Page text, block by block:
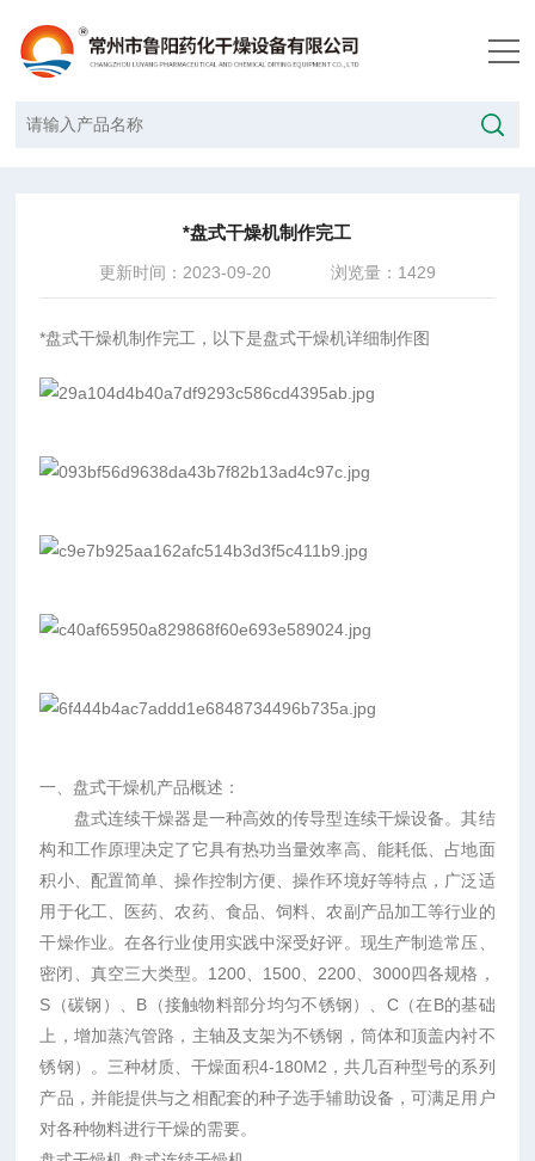
*盘式干燥机制作完工
更新时间：2023-09-20 浏览量：1429
*盘式干燥机制作完工，以下是盘式干燥机详细制作图
一、盘式干燥机产品概述：
盘式连续干燥器是一种高效的传导型连续干燥设备。其结
构和工作原理决定了它具有热功当量效率高、能耗低、占地面
积小、配置简单、操作控制方便、操作环境好等特点，广泛适
用于化工、医药、农药、食品、饲料、农副产品加工等行业的
干燥作业。在各行业使用实践中深受好评。现生产制造常压、
密闭、真空三大类型。1200、1500、2200、3000四各规格，
S（碳钢）、B（接触物料部分均匀不锈钢）、C（在B的基础
上，增加蒸汽管路，主轴及支架为不锈钢，筒体和顶盖内衬不
锈钢）。三种材质、干燥面积4-180M2，共几百种型号的系列
产品，并能提供与之相配套的种子选手辅助设备，可满足用户
对各种物料进行干燥的需要。